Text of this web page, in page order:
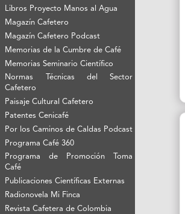
Libros Proyecto Manos al Agua
Magazín Cafetero
Magazín Cafetero Podcast
Memorias de la Cumbre de Café
Memorias Seminario Científico
Normas Técnicas del Sector
Cafetero
Paisaje Cultural Cafetero
Patentes Cenicafé
Por los Caminos de Caldas Podcast
Programa Café 360
Programa de Promoción Toma
Café
Publicaciones Científicas Externas
Radionovela Mi Finca
Revista Cafetera de Colombia